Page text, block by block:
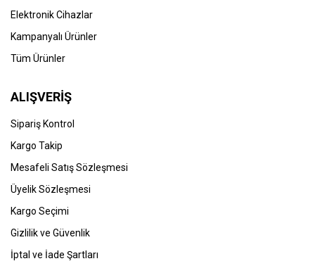
Elektronik Cihazlar
Kampanyalı Ürünler
Tüm Ürünler
ALIŞVERİŞ
Sipariş Kontrol
Kargo Takip
Mesafeli Satış Sözleşmesi
Üyelik Sözleşmesi
Kargo Seçimi
Gizlilik ve Güvenlik
İptal ve İade Şartları